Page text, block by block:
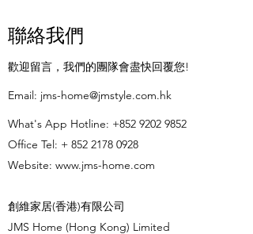
聯絡我們
歡迎留言，我們的團隊會盡快回覆您!
​Email: jms-home@jmstyle.com.hk
What's App Hotline: +852 9202 9852
Office Tel: + 852 2178 0928
Website: www.jms-home.com
創維家居(香港)有限公司
JMS Home (Hong Kong) Limited